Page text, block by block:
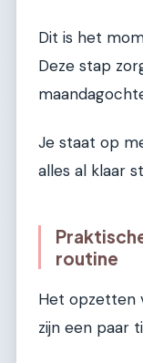
Dit is het
Deze stap
Je staat op
alles al klaar
routine
Het opzetten
zijn een paar